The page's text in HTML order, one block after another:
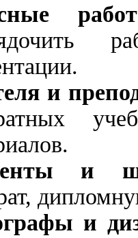
и
и
и